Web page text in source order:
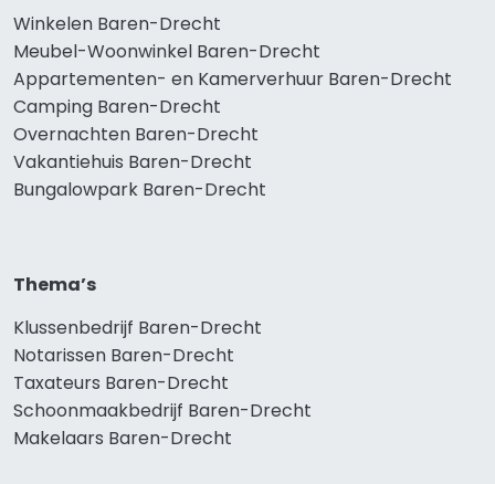
Winkelen Baren-Drecht
Meubel-Woonwinkel Baren-Drecht
Appartementen- en Kamerverhuur Baren-Drecht
Camping Baren-Drecht
Overnachten Baren-Drecht
Vakantiehuis Baren-Drecht
Bungalowpark Baren-Drecht
Thema’s
Klussenbedrijf Baren-Drecht
Notarissen Baren-Drecht
Taxateurs Baren-Drecht
Schoonmaakbedrijf Baren-Drecht
Makelaars Baren-Drecht